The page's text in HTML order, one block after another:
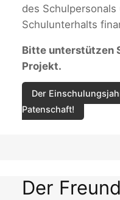
des
Schulunterhalts
Bitte unterstützen
Projekt.
Der
Patenschaft!
Der